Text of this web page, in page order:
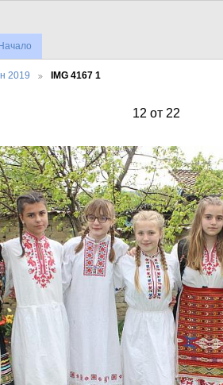
Начало
2019 IMG 4167 1
12 от 22